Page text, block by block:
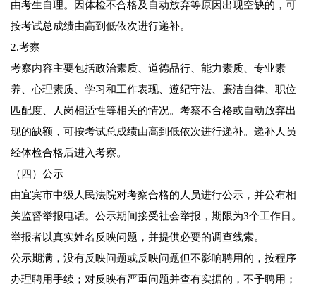
由考生自理。因体检不合格及自动放弃等原因出现空缺的，可
按考试总成绩由高到低依次进行递补。
2.考察
考察内容主要包括政治素质、道德品行、能力素质、专业素
养、心理素质、学习和工作表现、遵纪守法、廉洁自律、职位
匹配度、人岗相适性等相关的情况。考察不合格或自动放弃出
现的缺额，可按考试总成绩由高到低依次进行递补。递补人员
经体检合格后进入考察。
（四）公示
由宜宾市中级人民法院对考察合格的人员进行公示，并公布相
关监督举报电话。公示期间接受社会举报，期限为3个工作日。
举报者以真实姓名反映问题，并提供必要的调查线索。
公示期满，没有反映问题或反映问题但不影响聘用的，按程序
办理聘用手续；对反映有严重问题并查有实据的，不予聘用；